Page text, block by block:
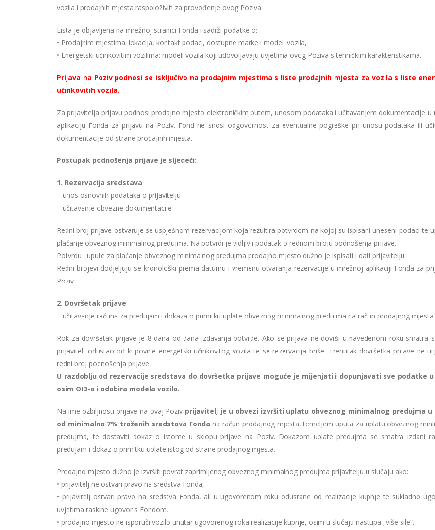
vozila i prodajnih mjesta raspoloživih za provođenje ovog Poziva.
Lista je objavljena na mrežnoj stranici Fonda i sadrži podatke o:
• Prodajnim mjestima: lokacija, kontakt podaci, dostupne marke i modeli vozila,
• Energetski učinkovitim vozilima: modeli vozila koji udovoljavaju uvjetima ovog Poziva s tehničkim karakteristikama.
Prijava na Poziv podnosi se isključivo na prodajnim mjestima s liste prodajnih mjesta za vozila s liste
učinkovitih vozila.
Za prijavitelja prijavu podnosi prodajno mjesto elektroničkim putem, unosom podataka i učitavanjem dokumentacije u
aplikaciju Fonda za prijavu na Poziv. Fond ne snosi odgovornost za eventualne pogreške pri unosu podataka ili
dokumentacije od strane prodajnih mjesta.
Postupak podnošenja prijave je sljedeći:
1. Rezervacija sredstava
– unos osnovnih podataka o prijavitelju
– učitavanje obvezne dokumentacije
Redni broj prijave ostvaruje se uspješnom rezervacijom koja rezultira potvrdom na kojoj su ispisani uneseni podaci te
plaćanje obveznog minimalnog predujma. Na potvrdi je vidljiv i podatak o rednom broju podnošenja prijave.
Potvrdu i upute za plaćanje obveznog minimalnog predujma prodajno mjesto dužno je ispisati i dati prijavitelju.
Redni brojevi dodjeljuju se kronološki prema datumu i vremenu otvaranja rezervacije u mrežnoj aplikaciji Fonda za
Poziv.
2. Dovršetak prijave
– učitavanje računa za predujam i dokaza o primitku uplate obveznog minimalnog predujma na račun prodajnog mjesta
Rok za dovršetak prijave je 8 dana od dana izdavanja potvrde. Ako se prijava ne dovrši u navedenom roku smatra
prijavitelj odustao od kupovine energetski učinkovitog vozila te se rezervacija briše. Trenutak dovršetka prijave ne
redni broj podnošenja prijave.
U razdoblju od rezervacije sredstava do dovršetka prijave moguće je mijenjati i dopunjavati sve podatke
osim OIB-a i odabira modela vozila.
Na ime ozbiljnosti prijave na ovaj Poziv prijavitelj je u obvezi izvršiti uplatu obveznog minimalnog predujma u
od minimalno 7% traženih sredstava Fonda na račun prodajnog mjesta, temeljem uputa za uplatu obveznog
predujma, te dostaviti dokaz o istome u sklopu prijave na Poziv. Dokazom uplate predujma se smatra izdani
predujam i dokaz o primitku uplate istog od strane prodajnog mjesta.
Prodajno mjesto dužno je izvršiti povrat zaprimljenog obveznog minimalnog predujma prijavitelju u slučaju ako:
• prijavitelj ne ostvari pravo na sredstva Fonda,
• prijavitelj ostvari pravo na sredstva Fonda, ali u ugovorenom roku odustane od realizacije kupnje te sukladno
uvjetima raskine ugovor s Fondom,
• prodajno mjesto ne isporuči vozilo unutar ugovorenog roka realizacije kupnje, osim u slučaju nastupa „više sile“.